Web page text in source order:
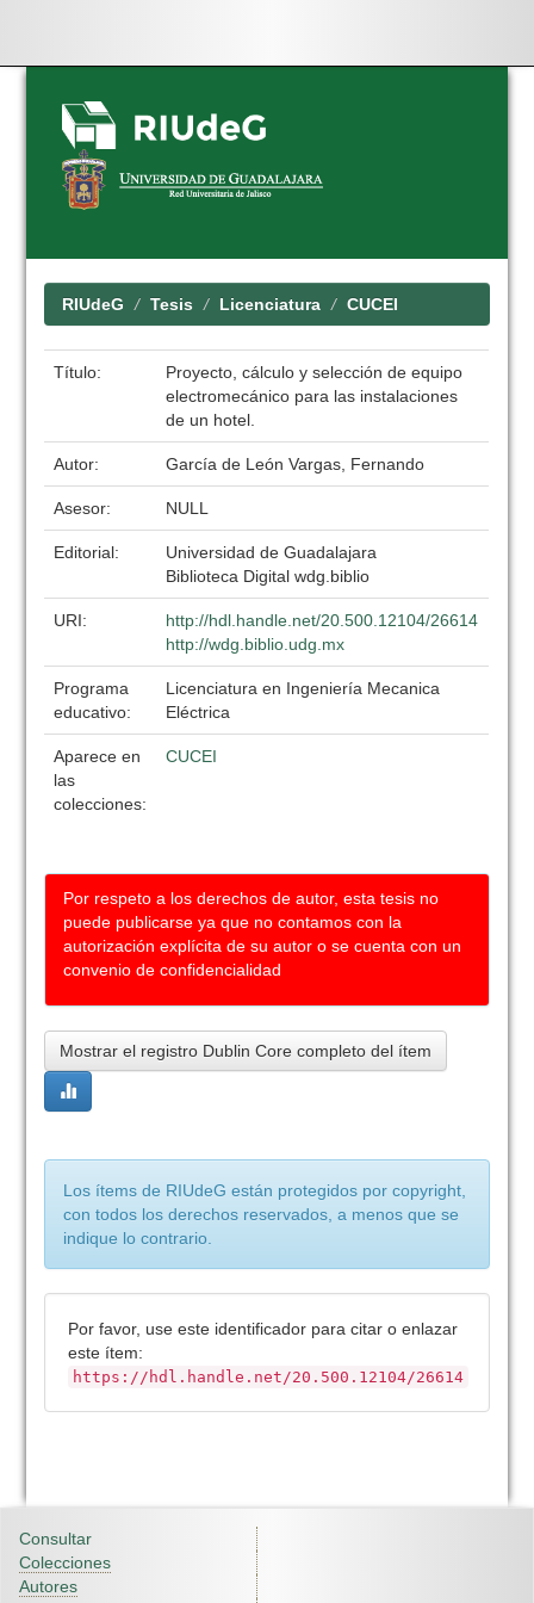
Skip
navigation
RIUdeG Tesis Licenciatura CUCEI
Título:
Proyecto, cálculo y selección de equipo
electromecánico para las instalaciones
de un hotel.
Autor: García de León Vargas, Fernando
Asesor: NULL
Editorial:
Universidad de Guadalajara
Biblioteca Digital wdg.biblio
URI:
http://hdl.handle.net/20.500.12104/26614
http://wdg.biblio.udg.mx
Programa
educativo:
Licenciatura en Ingeniería Mecanica
Eléctrica
Aparece en
las
colecciones:
CUCEI
Por respeto a los derechos de autor, esta tesis no
puede publicarse ya que no contamos con la
autorización explícita de su autor o se cuenta con un
convenio de confidencialidad
Mostrar el registro Dublin Core completo del ítem
Los ítems de RIUdeG están protegidos por copyright,
con todos los derechos reservados, a menos que se
indique lo contrario.
Por favor, use este identificador para citar o enlazar
este ítem:
https://hdl.handle.net/20.500.12104/26614
Consultar
Colecciones
Autores